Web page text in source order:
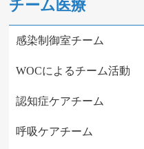
チーム医療
感染制御室チーム
WOCによるチーム活動
認知症ケアチーム
呼吸ケアチーム